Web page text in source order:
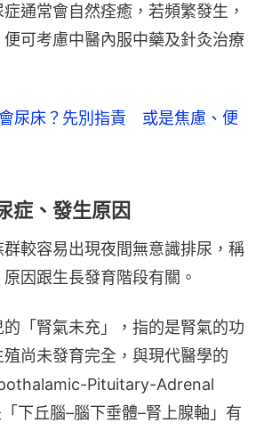
通常會自然痊癒，若頻繁發生，
可考慮中醫內服中藥及針灸治療
尿床？先別指責 或是焦慮、便
症、發生原因
較容易出現夜間無意識排尿，稱
因跟生長發育階段有關。
「腎氣未充」，指的是腎氣的功
尚未發育完全，與現代醫學的
Pituitary-Adrenal
下丘腦–腦下垂體–腎上腺軸」有